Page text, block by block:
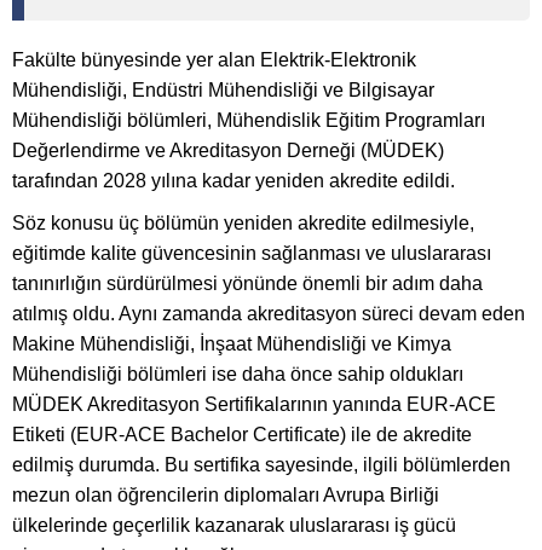
Fakülte bünyesinde yer alan Elektrik-Elektronik
Mühendisliği, Endüstri Mühendisliği ve Bilgisayar
Mühendisliği bölümleri, Mühendislik Eğitim Programları
Değerlendirme ve Akreditasyon Derneği (MÜDEK)
tarafından 2028 yılına kadar yeniden akredite edildi.
Söz konusu üç bölümün yeniden akredite edilmesiyle,
eğitimde kalite güvencesinin sağlanması ve uluslararası
tanınırlığın sürdürülmesi yönünde önemli bir adım daha
atılmış oldu. Aynı zamanda akreditasyon süreci devam eden
Makine Mühendisliği, İnşaat Mühendisliği ve Kimya
Mühendisliği bölümleri ise daha önce sahip oldukları
MÜDEK Akreditasyon Sertifikalarının yanında EUR-ACE
Etiketi (EUR-ACE Bachelor Certificate) ile de akredite
edilmiş durumda. Bu sertifika sayesinde, ilgili bölümlerden
mezun olan öğrencilerin diplomaları Avrupa Birliği
ülkelerinde geçerlilik kazanarak uluslararası iş gücü